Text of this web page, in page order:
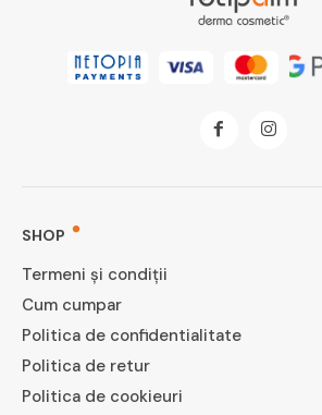
SHOP
Termeni și condiții
Cum cumpar
Politica de confidentialitate
Politica de retur
Politica de cookieuri